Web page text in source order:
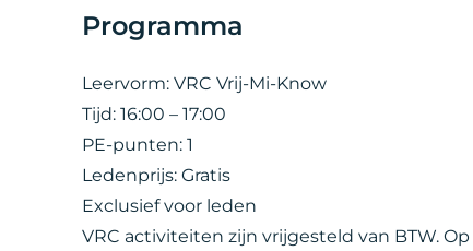
Programma
Leervorm: VRC Vrij-Mi-Know
Tijd: 16:00 – 17:00
PE-punten: 1
Ledenprijs: Gratis
Exclusief voor leden
VRC activiteiten zijn vrijgesteld van BTW.